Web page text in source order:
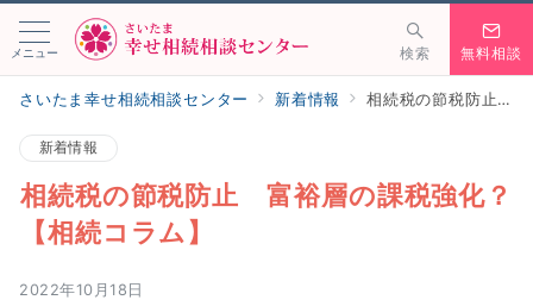
メニュー 検索 無料相談
さいたま幸せ相続相談センター 新着情報 相続税の節税防止 富裕層の課税強化？【相続コラム】
新着情報
相続税の節税防止 富裕層の課税強化？
【相続コラム】
2022年10月18日